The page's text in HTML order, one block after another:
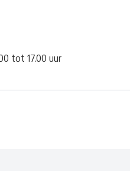
tot 17.00 uur